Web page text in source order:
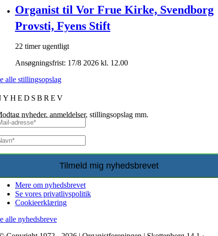
Organist til Vor Frue Kirke, Svendborg
Provsti, Fyens Stift
22 timer ugentligt
Ansøgningsfrist: 17/8 2026 kl. 12.00
alle stillingsopslag
nyheder, anmeldelser, stillingsopslag mm.
Mere om nyhedsbrevet
Se vores privatlivspolitik
Cookieerklæring
alle nyhedsbreve